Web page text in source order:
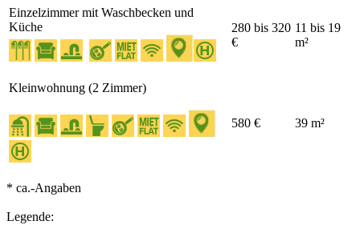
Einzelzimmer mit Waschbecken und
Küche
280 bis 320
€
11 bis 19
m²
Kleinwohnung (2 Zimmer)
580 € 39 m²
* ca.-Angaben
Legende: